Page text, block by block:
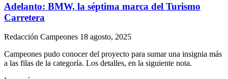
Adelanto: BMW, la séptima marca del Turismo
Carretera
Redacción Campeones 18 agosto, 2025
Campeones pudo conocer del proyecto para sumar una insignia más
a las filas de la categoría. Los detalles, en la siguiente nota.